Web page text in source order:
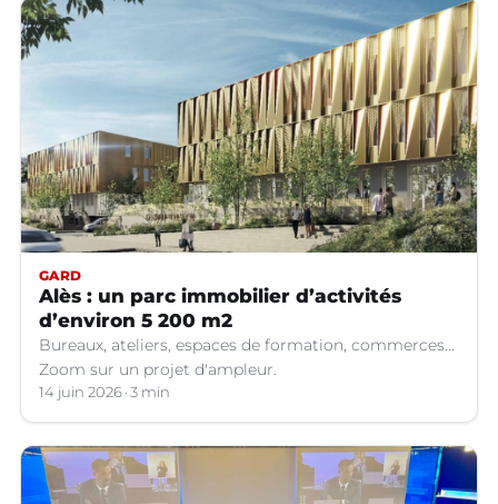
GARD
Alès : un parc immobilier d’activités
d’environ 5 200 m2
Bureaux, ateliers, espaces de formation, commerces...
Zoom sur un projet d'ampleur.
14 juin 2026 3 min